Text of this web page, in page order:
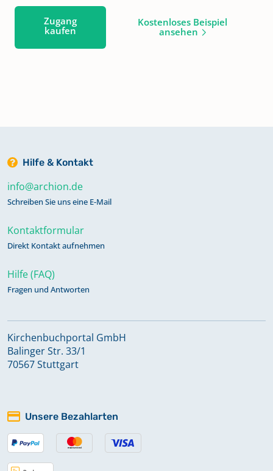
Zugang
kaufen
Kostenloses Beispiel
ansehen
Hilfe & Kontakt
info@archion.de
Schreiben Sie uns eine E-Mail
Kontaktformular
Direkt Kontakt aufnehmen
Hilfe (FAQ)
Fragen und Antworten
Kirchenbuchportal GmbH
Balinger Str. 33/1
70567 Stuttgart
Unsere Bezahlarten